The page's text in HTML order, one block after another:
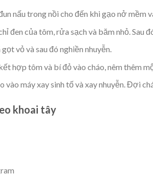
nấu trong nồi cho đến khi gạo nở mềm
đen của tôm, rửa sạch và băm nhỏ. Sau
vỏ và sau đó nghiền nhuyễn.
hợp tôm và bí đỏ vào cháo, nêm thêm
vào máy xay sinh tố và xay nhuyễn. Đợi
khoai tây